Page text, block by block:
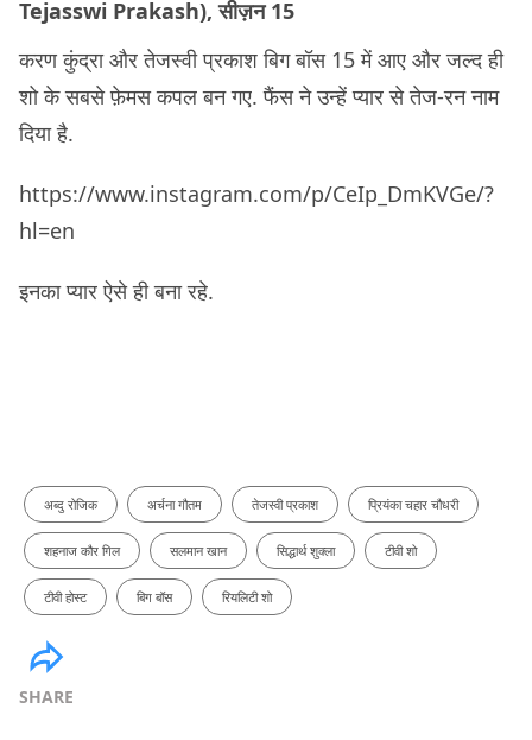
Tejasswi Prakash), सीज़न 15
करण कुंद्रा और तेजस्वी प्रकाश बिग बॉस 15 में आए और जल्द ही
शो के सबसे फ़ेमस कपल बन गए. फैंस ने उन्हें प्यार से तेज-रन नाम
दिया है.
https://www.instagram.com/p/CeIp_DmKVGe/?
hl=en
इनका प्यार ऐसे ही बना रहे.
अब्दु रोजिक अर्चना गौतम तेजस्वी प्रकाश प्रियंका चहार चौधरी
शहनाज कौर गिल सलमान खान सिद्धार्थ शुक्ला टीवी शो
टीवी होस्ट बिग बॉस रियलिटी शो
SHARE